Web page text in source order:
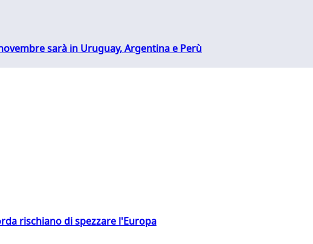
sarà in Uruguay, Argentina e Perù
rischiano di spezzare l'Europa